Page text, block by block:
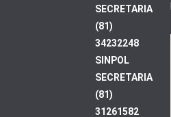
SECRETARIA
(81)
34232248
SINPOL
SECRETARIA
(81)
31261582